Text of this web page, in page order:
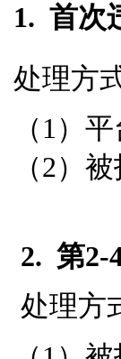
1. 首次
处理方
（1）
（2）
2. 第2-
处理方